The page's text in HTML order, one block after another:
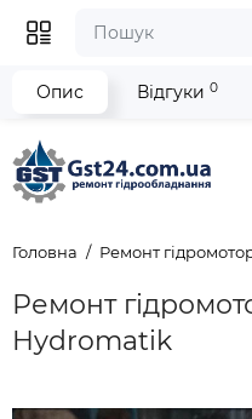
Головна Ремонт
Ремонт
Hydromatik
Опис Відгуки 0